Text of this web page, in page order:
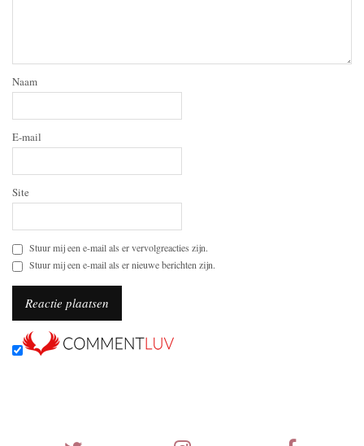
Naam
E-mail
Site
Stuur mij een e-mail als er vervolgreacties zijn.
Stuur mij een e-mail als er nieuwe berichten zijn.